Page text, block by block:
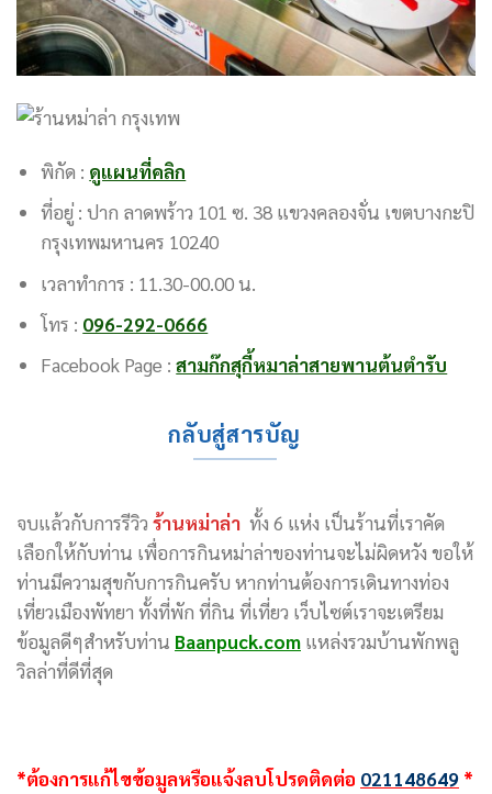
พิกัด : ดูแผนที่คลิก
ที่อยู่ : ปาก ลาดพร้าว 101 ซ. 38 แขวงคลองจั่น เขตบางกะปิ
กรุงเทพมหานคร 10240
เวลาทำการ : 11.30-00.00 น.
โทร : 096-292-0666
Facebook Page :สามก๊กสุกี้หมาล่าสายพานต้นตำรับ
กลับสู่สารบัญ
จบแล้วกับการรีวิว ร้านหม่าล่า ทั้ง 6 แห่ง เป็นร้านที่เราคัด
เลือกให้กับท่าน เพื่อการกินหม่าล่าของท่านจะไม่ผิดหวัง ขอให้
ท่านมีความสุขกับการกินครับ หากท่านต้องการเดินทางท่อง
เที่ยวเมืองพัทยา ทั้งที่พัก ที่กิน ที่เที่ยว เว็บไซต์เราจะเตรียม
ข้อมูลดีๆสำหรับท่าน Baanpuck.com แหล่งรวมบ้านพักพลู
วิลล่าที่ดีที่สุด
*ต้องการแก้ไขข้อมูลหรือแจ้งลบโปรดติดต่อ 021148649 *